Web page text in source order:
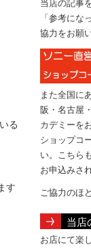
る
す
「参考にな
協力をお願
また全国に
阪・名古屋
カデミーを
ショップコ
い。こちら
お申込みさ
ご協力のほ
当店
お店にて楽